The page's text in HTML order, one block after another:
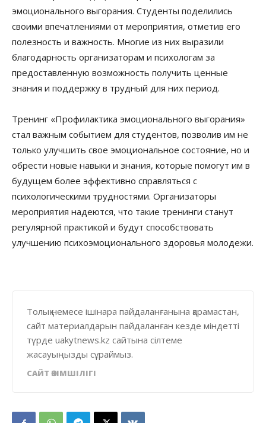
эмоционального выгорания. Студенты поделились
своими впечатлениями от мероприятия, отметив его
полезность и важность. Многие из них выразили
благодарность организаторам и психологам за
предоставленную возможность получить ценные
знания и поддержку в трудный для них период.
Тренинг «Профилактика эмоционального выгорания»
стал важным событием для студентов, позволив им не
только улучшить свое эмоциональное состояние, но и
обрести новые навыки и знания, которые помогут им в
будущем более эффективно справляться с
психологическими трудностями. Организаторы
мероприятия надеются, что такие тренинги станут
регулярной практикой и будут способствовать
улучшению психоэмоционального здоровья молодежи.
Толық немесе ішінара пайдаланғанына қарамастан,
сайт материалдарын пайдаланған кезде міндетті
түрде uakytnews.kz сайтына сілтеме
жасауыңызды сұраймыз.
САЙТ ӘКІМШІЛІГІ